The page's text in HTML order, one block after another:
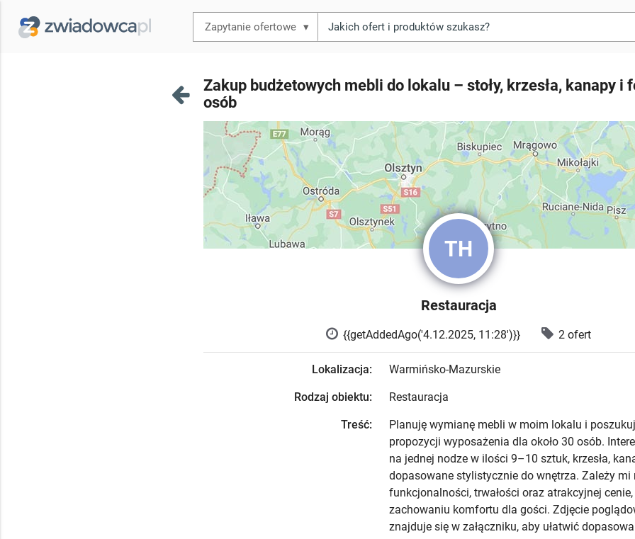
▾
Zakup budżetowych mebli do lokalu – stoły, krzesła, kanapy i
osób
TH
Restauracja
{{getAddedAgo('4.12.2025, 11:28')}} 2 ofert
Lokalizacja: Warmińsko-Mazurskie
Rodzaj obiektu: Restauracja
Treść:
Planuję wymianę mebli w moim lokalu i
propozycji wyposażenia dla około 30 osób.
na jednej nodze w ilości 9–10 sztuk, krzesła,
dopasowane stylistycznie do wnętrza. Zależy mi
funkcjonalności, trwałości oraz atrakcyjnej
zachowaniu komfortu dla gości. Zdjęcie
znajduje się w załączniku, aby ułatwić